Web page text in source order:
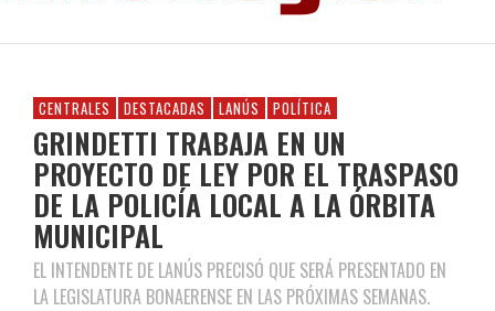
CENTRALES DESTACADAS LANÚS POLÍTICA
GRINDETTI TRABAJA EN UN
PROYECTO DE LEY POR EL TRASPASO
DE LA POLICÍA LOCAL A LA ÓRBITA
MUNICIPAL
EL INTENDENTE DE LANÚS PRECISÓ QUE SERÁ PRESENTADO EN
LA LEGISLATURA BONAERENSE EN LAS PRÓXIMAS SEMANAS.